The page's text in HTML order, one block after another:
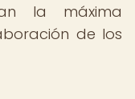
la máxima
de los